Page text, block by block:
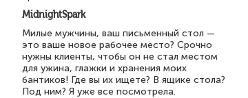
MidnightSpark
Милые мужчины, ваш письменный стол —
это ваше новое рабочее место? Срочно
нужны клиенты, чтобы он не стал местом
для ужина, глажки и хранения моих
бантиков! Где вы их ищете? В ящике стола?
Под ним? Я уже все посмотрела.